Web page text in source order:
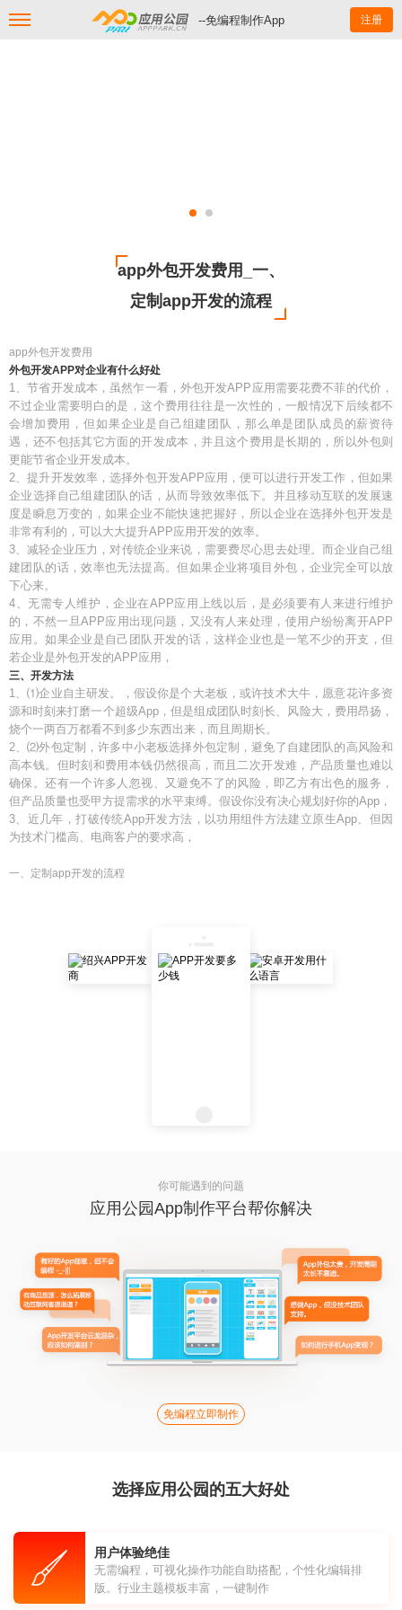
--免编程制作App 注册
app外包开发费用_一、
定制app开发的流程
app外包开发费用
外包开发APP对企业有什么好处
1、节省开发成本，虽然乍一看，外包开发APP应用需要花费不菲的代价，
不过企业需要明白的是，这个费用往往是一次性的，一般情况下后续都不
会增加费用，但如果企业是自己组建团队，那么单是团队成员的薪资待
遇，还不包括其它方面的开发成本，并且这个费用是长期的，所以外包则
更能节省企业开发成本。
2、提升开发效率，选择外包开发APP应用，便可以进行开发工作，但如果
企业选择自己组建团队的话，从而导致效率低下。并且移动互联的发展速
度是瞬息万变的，如果企业不能快速把握好，所以企业在选择外包开发是
非常有利的，可以大大提升APP应用开发的效率。
3、减轻企业压力，对传统企业来说，需要费尽心思去处理。而企业自己组
建团队的话，效率也无法提高。但如果企业将项目外包，企业完全可以放
下心来。
4、无需专人维护，企业在APP应用上线以后，是必须要有人来进行维护
的，不然一旦APP应用出现问题，又没有人来处理，使用户纷纷离开APP
应用。如果企业是自己团队开发的话，这样企业也是一笔不少的开支，但
若企业是外包开发的APP应用，
三、开发方法
1、⑴企业自主研发。，假设你是个大老板，或许技术大牛，愿意花许多资
源和时刻来打磨一个超级App，但是组成团队时刻长、风险大，费用昂扬，
烧个一两百万都看不到多少东西出来，而且周期长。
2、⑵外包定制，许多中小老板选择外包定制，避免了自建团队的高风险和
高本钱。但时刻和费用本钱仍然很高，而且二次开发难，产品质量也难以
确保。还有一个许多人忽视、又避免不了的风险，即乙方有出色的服务，
但产品质量也受甲方提需求的水平束缚。假设你没有决心规划好你的App，
3、近几年，打破传统App开发方法，以功用组件方法建立原生App、但因
为技术门槛高、电商客户的要求高，
一、定制app开发的流程
你可能遇到的问题
应用公园App制作平台帮你解决
免编程立即制作
选择应用公园的五大好处
用户体验绝佳
无需编程，可视化操作功能自助搭配，个性化编辑排
版。行业主题模板丰富，一键制作